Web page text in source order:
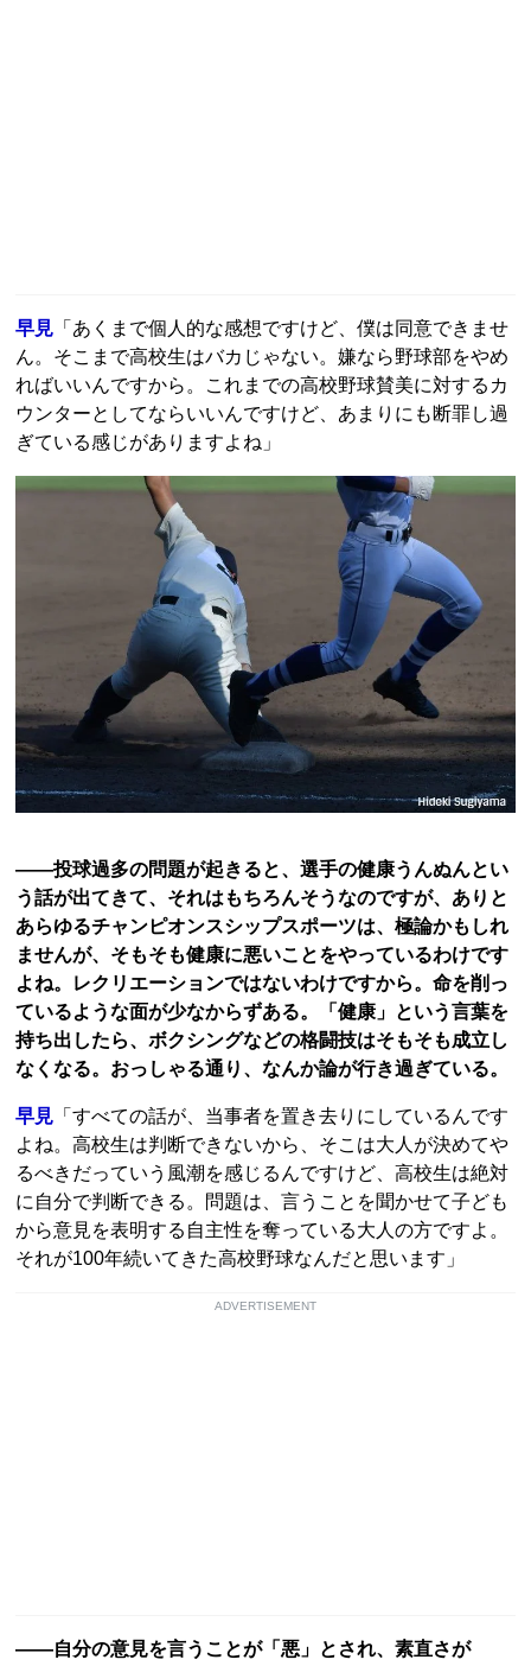
早見 「あくまで個人的な感想ですけど、僕は同意できませ
ん。そこまで高校生はバカじゃない。嫌なら野球部をやめ
ればいいんですから。これまでの高校野球賛美に対するカ
ウンターとしてならいいんですけど、あまりにも断罪し過
ぎている感じがありますよね」
――投球過多の問題が起きると、選手の健康うんぬんとい
う話が出てきて、それはもちろんそうなのですが、ありと
あらゆるチャンピオンスシップスポーツは、極論かもしれ
ませんが、そもそも健康に悪いことをやっているわけです
よね。レクリエーションではないわけですから。命を削っ
ているような面が少なからずある。「健康」という言葉を
持ち出したら、ボクシングなどの格闘技はそもそも成立し
なくなる。おっしゃる通り、なんか論が行き過ぎている。
早見 「すべての話が、当事者を置き去りにしているんです
よね。高校生は判断できないから、そこは大人が決めてや
るべきだっていう風潮を感じるんですけど、高校生は絶対
に自分で判断できる。問題は、言うことを聞かせて子ども
から意見を表明する自主性を奪っている大人の方ですよ。
それが100年続いてきた高校野球なんだと思います」
ADVERTISEMENT
――自分の意見を言うことが「悪」とされ、素直さが